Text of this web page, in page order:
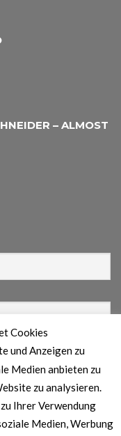
– ALMOST
Cookies
und Anzeigen zu
Medien anbieten zu
zu analysieren.
Ihrer Verwendung
Medien, Werbung